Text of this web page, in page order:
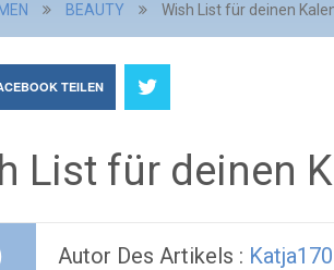
BEAUTY Wish List für deinen
TEILEN
List für deinen
Autor Des Artikels :